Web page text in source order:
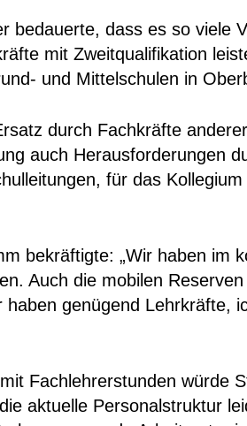
bedauerte, dass es so viele
mit Zweitqualifikation
und Mittelschulen in
durch Fachkräfte
auch Herausforderungen
für das
bekräftigte: „Wir haben im
Auch die mobilen
genügend Lehrkräfte,
Fachlehrerstunden würde
aktuelle Personalstruktur